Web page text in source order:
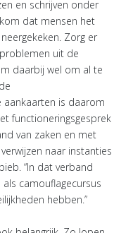
en schrijven onder
dat mensen het
Zorg er
uit de
daarbij wel om al te
is daarom
functioneringsgesprek
van zaken en met
naar instanties
“In dat verband
camouflagecursus
hebben.”